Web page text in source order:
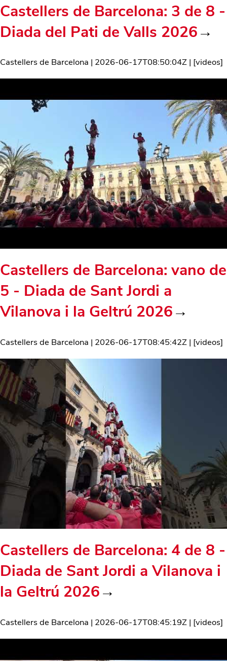
Castellers de Barcelona: 3 de 8 -
Diada del Pati de Valls 2026→
Castellers de Barcelona | 2026-06-17T08:50:04Z | [videos]
Castellers de Barcelona: vano de
5 - Diada de Sant Jordi a
Vilanova i la Geltrú 2026→
Castellers de Barcelona | 2026-06-17T08:45:42Z | [videos]
Castellers de Barcelona: 4 de 8 -
Diada de Sant Jordi a Vilanova i
la Geltrú 2026→
Castellers de Barcelona | 2026-06-17T08:45:19Z | [videos]